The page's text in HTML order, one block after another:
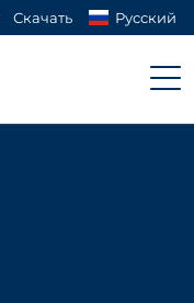
Скачать Русский